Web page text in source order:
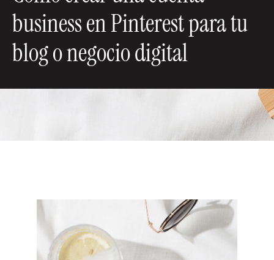
business en Pinterest para tu
blog o negocio digital